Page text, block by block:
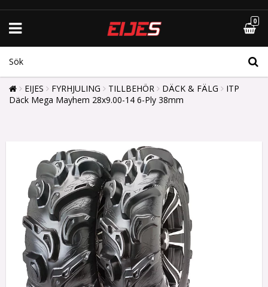
0
EIJES FYRHJULING TILLBEHÖR DÄCK & FÄLG
ITP
Däck Mega Mayhem 28x9.00-14 6-Ply 38mm